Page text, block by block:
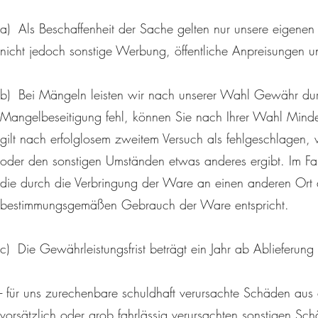
a) Als Beschaffenheit der Sache gelten nur unsere
nicht jedoch sonstige Werbung, öffentliche Anpreisungen
b) Bei Mängeln leisten wir nach unserer Wahl Gewähr
Mangelbeseitigung fehl, können Sie nach Ihrer Wahl
gilt nach erfolglosem zweitem Versuch als
oder den sonstigen Umständen etwas anderes ergibt. Im
die durch die Verbringung der Ware an einen anderen Ort
bestimmungsgemäßen Gebrauch der Ware entspricht.
c) Die Gewährleistungsfrist beträgt ein Jahr ab
- für uns zurechenbare schuldhaft verursachte Schäden
vorsätzlich oder grob fahrlässig verursachten sonstigen